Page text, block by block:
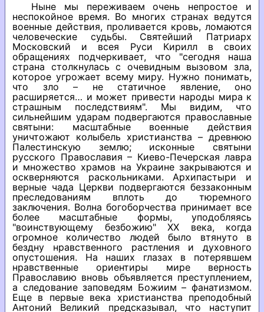
Ныне мы переживаем очень непростое и
неспокойное время. Во многих странах ведутся
военные действия, проливается кровь, ломаются
человеческие судьбы. Святейший Патриарх
Московский и всея Руси Кирилл в своих
обращениях подчеркивает, что "сегодня наша
страна столкнулась с очевидным вызовом зла,
которое угрожает всему миру. Нужно понимать,
что зло – не статичное явление, оно
расширяется… и может привести народы мира к
страшным последствиям". Мы видим, что
сильнейшим ударам подвергаются православные
святыни: масштабные военные действия
уничтожают колыбель христианства – древнюю
Палестинскую землю; исконные святыни
русского Православия – Киево-Печерская лавра
и множество храмов на Украине закрываются и
оскверняются раскольниками. Архипастыри и
верные чада Церкви подвергаются беззаконным
преследованиям вплоть до тюремного
заключения. Волна богоборчества принимает все
более масштабные формы, уподобляясь
"воинствующему безбожию" ХХ века, когда
огромное количество людей было втянуто в
бездну нравственного растления и духовного
опустошения. На наших глазах в потерявшем
нравственные ориентиры мире верность
Православию вновь объявляется преступлением,
а следование заповедям Божиим – фанатизмом.
Еще в первые века христианства преподобный
Антоний Великий предсказывал, что наступит